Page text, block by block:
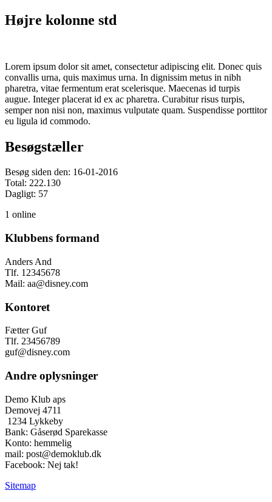
Højre kolonne std
Lorem ipsum dolor sit amet, consectetur adipiscing elit. Donec quis
convallis urna, quis maximus urna. In dignissim metus in nibh
pharetra, vitae fermentum erat scelerisque. Maecenas id turpis
augue. Integer placerat id ex ac pharetra. Curabitur risus turpis,
semper non nisi non, maximus vulputate quam. Suspendisse porttitor
eu ligula id commodo.
Besøgstæller
Besøg siden den: 16-01-2016
Total: 222.130
Dagligt: 57
1 online
Klubbens formand
Anders And
Tlf. 12345678
Mail: aa@disney.com
Kontoret
Fætter Guf
Tlf. 23456789
guf@disney.com
Andre oplysninger
Demo Klub aps
Demovej 4711
1234 Lykkeby
Bank: Gåserød Sparekasse
Konto: hemmelig
mail: post@demoklub.dk
Facebook: Nej tak!
Sitemap